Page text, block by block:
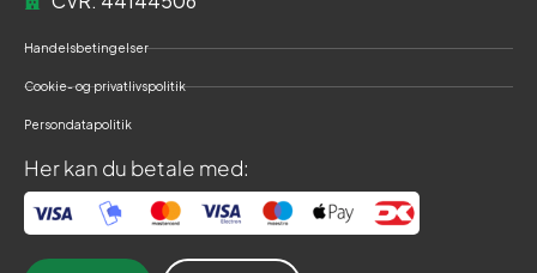
Handelsbetingelser
Cookie- og privatlivspolitik
Persondatapolitik
Her kan du betale med: